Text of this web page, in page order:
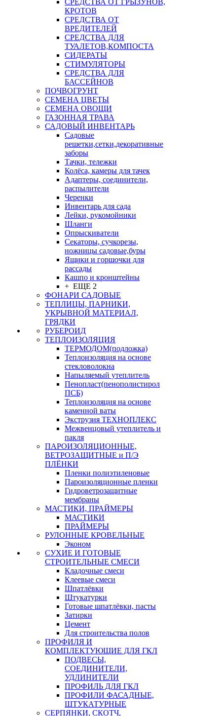
СРЕДСТВА ОТ ГРЫЗУНОВ,
КРОТОВ
СРЕДСТВА ОТ
ВРЕДИТЕЛЕЙ
СРЕДСТВА ДЛЯ
ТУАЛЕТОВ,КОМПОСТА
СИДЕРАТЫ
СТИМУЛЯТОРЫ
СРЕДСТВА ДЛЯ
БАССЕЙНОВ
ПОЧВОГРУНТ
СЕМЕНА ЦВЕТЫ
СЕМЕНА ОВОЩИ
ГАЗОННАЯ ТРАВА
САДОВЫЙ ИНВЕНТАРЬ
Садовые
решетки,сетки,декоративные
заборы
Тачки, тележки
Колёса, камеры для тачек
Адаптеры, соединители,
распылители
Черенки
Инвентарь для сада
Лейки, рукомойники
Шланги
Опрыскиватели
Секаторы, сучкорезы,
ножницы садовые,буры
Ящики и горшочки для
рассады
Кашпо и кронштейны
+ ЕЩЕ 2
ФОНАРИ САДОВЫЕ
ТЕПЛИЦЫ, ПАРНИКИ,
УКРЫВНОЙ МАТЕРИАЛ,
ГРЯДКИ
РУБЕРОИД
ТЕПЛОИЗОЛЯЦИЯ
ТЕРМОДОМ(подложка)
Теплоизоляция на основе
стекловолокна
Напыляемый утеплитель
Пенопласт(пенополистирол
ПСБ)
Теплоизоляция на основе
каменной ваты
Экструзия ТЕХНОПЛЕКС
Межвенцовый утеплитель и
пакля
ПАРОИЗОЛЯЦИОННЫЕ,
ВЕТРОЗАЩИТНЫЕ и П/Э
ПЛЁНКИ
Пленки полиэтиленовые
Пароизоляционные пленки
Гидроветрозащитные
мембраны
МАСТИКИ, ПРАЙМЕРЫ
МАСТИКИ
ПРАЙМЕРЫ
РУЛОННЫЕ КРОВЕЛЬНЫЕ
Эконом
СУХИЕ И ГОТОВЫЕ
СТРОИТЕЛЬНЫЕ СМЕСИ
Кладочные смеси
Клеевые смеси
Шпатлёвки
Штукатурки
Готовые шпатлёвки, пасты
Затирки
Цемент
Для строительства полов
ПРОФИЛЯ И
КОМПЛЕКТУЮЩИЕ ДЛЯ ГКЛ
ПОДВЕСЫ,
СОЕДИНИТЕЛИ,
УДЛИНИТЕЛИ
ПРОФИЛЬ ДЛЯ ГКЛ
ПРОФИЛИ ФАСАДНЫЕ,
ШТУКАТУРНЫЕ
СЕРПЯНКИ, СКОТЧ,